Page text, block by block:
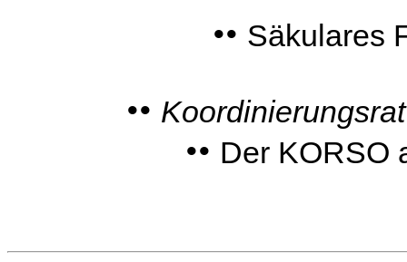
•• Säkulares
••
•• Der KORSO